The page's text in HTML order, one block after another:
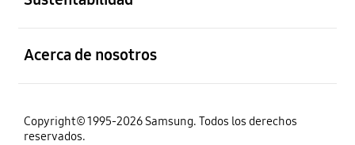
Acerca de nosotros
Copyright© 1995-2026 Samsung. Todos los derechos
reservados.